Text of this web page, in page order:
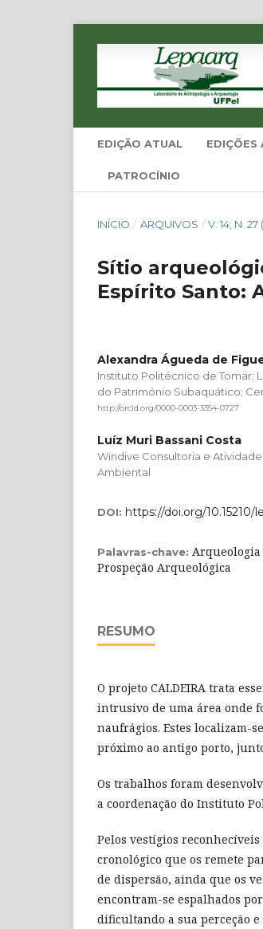
EDIÇÃO ATUAL EDIÇÕES
PATROCÍNIO
INÍCIO / ARQUIVOS / V. 14, N. 27
Sítio
Espírito Santo:
Alexandra Águeda de
Instituto Politécnico de Tomar;
do Património Subaquático;
http://orcid.org/0000-0003-3354-0727
Luíz Muri Bassani Costa
Windive Consultoria e
Ambiental
DOI: https://doi.org/10.15210/
Palavras-chave:
Prospeção Arqueológica
RESUMO
O projeto CALDEIRA trata
intrusivo de uma área onde
naufrágios. Estes localizam-
próximo ao antigo porto,
Os trabalhos foram
a coordenação do Instituto
Pelos vestígios
cronológico que os remete
de dispersão, ainda que os
encontram-se espalhados
dificultando a sua perceção